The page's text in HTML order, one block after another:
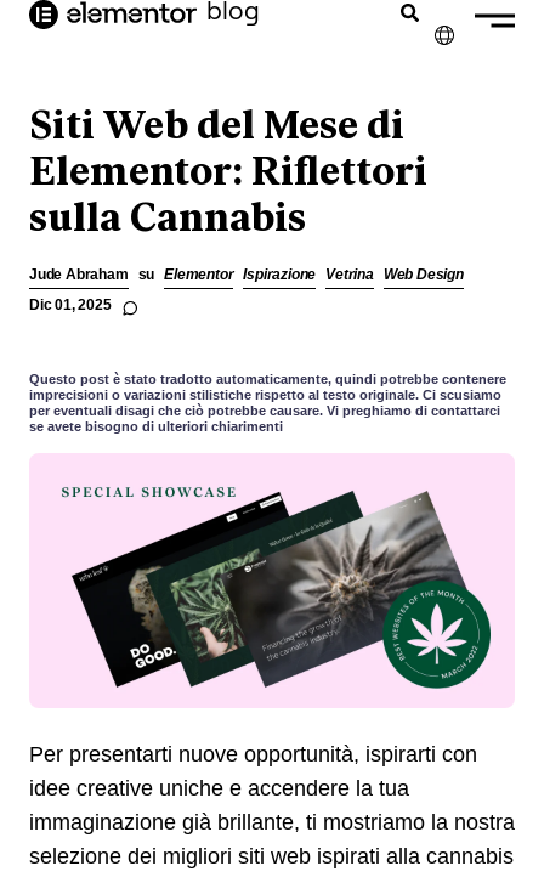
contenuto blog
ENGLISH
FRANÇAIS
Siti Web del Mese di
Elementor: Riflettori
sulla Cannabis
Jude Abraham su Elementor Ispirazione Vetrina Web Design
Dic 01, 2025
Questo post è stato tradotto automaticamente, quindi potrebbe contenere
imprecisioni o variazioni stilistiche rispetto al testo originale. Ci scusiamo
per eventuali disagi che ciò potrebbe causare. Vi preghiamo di contattarci
se avete bisogno di ulteriori chiarimenti
Per presentarti nuove opportunità, ispirarti con
idee creative uniche e accendere la tua
immaginazione già brillante, ti mostriamo la nostra
selezione dei migliori siti web ispirati alla cannabis